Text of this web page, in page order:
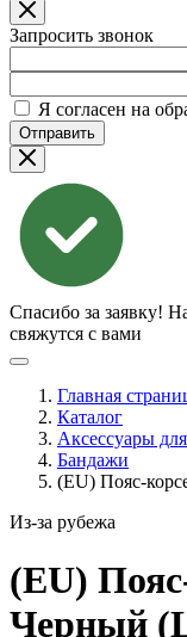
Запросить звонок
Я согласен на
Отправить
Спасибо за заявку!
свяжутся с вами
Главная
Каталог
Аксессуары
Бандажи
(EU) Пояс-
Из-за рубежа
(EU)
Черный